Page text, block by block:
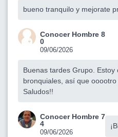
bueno tranquilo y mejorate
Conocer Hombre 8
0
09/06/2026
Buenas tardes Grupo. Estoy
bronquiales, así que
Saludos!!
Conocer Hombre 7
4
09/06/2026